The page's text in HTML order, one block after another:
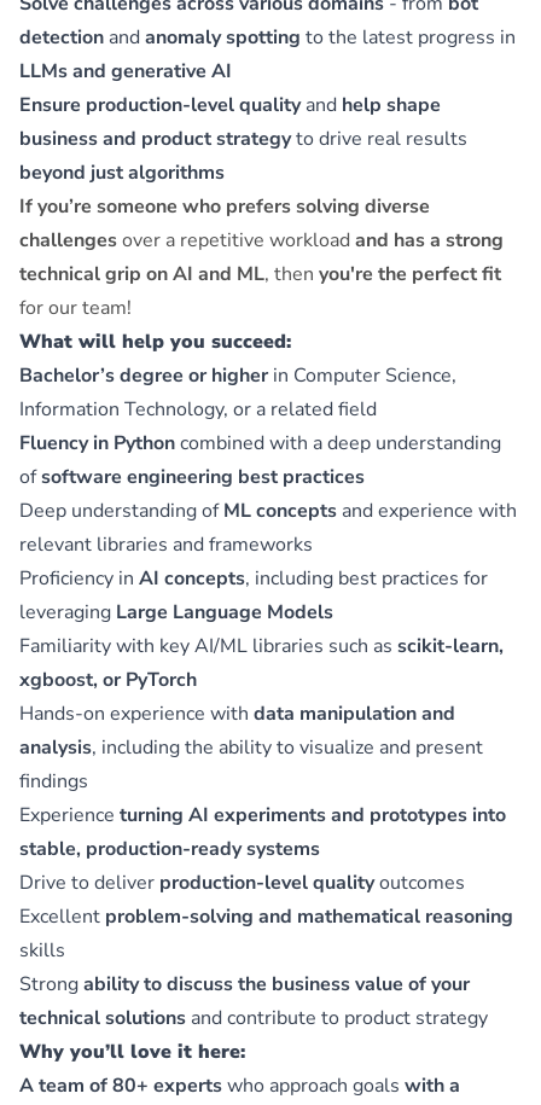
detection andanomaly spotting to the latest progress in
LLMs and generative AI
Ensure production-level qualityand help shape
business and product strategyto drive real results
beyond just algorithms
If you’re someone who prefers solving diverse
challengesover a repetitive workload and has a strong
technical grip on AI and ML, then you're the perfect fit
for our team!
What will help you succeed:
Bachelor’s degree or higher in Computer Science,
Information Technology, or a related field
Fluency in Pythoncombined with a deep understanding
ofsoftware engineering best practices
Deep understanding ofML concepts and experience with
relevant libraries and frameworks
Proficiency in AI concepts, including best practices for
leveraging Large Language Models
Familiarity with key AI/ML libraries such as scikit-learn,
xgboost, or PyTorch
Hands-on experience with data manipulation and
analysis, including the ability to visualize and present
findings
Experience turning AI experiments and prototypes into
stable, production-ready systems
Drive to deliver production-level qualityoutcomes
Excellent problem-solving and mathematical reasoning
skills
Strongability to discuss the business value of your
technical solutions and contribute to product strategy
Why you’ll love it here:
A team of 80+ expertswho approach goals with a